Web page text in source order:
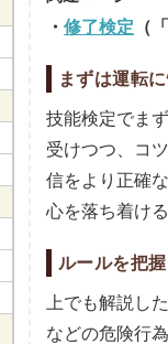
修了検定 （
まずは運転
技能検定でま
受けつつ、コ
信をより正確
心を落ち着け
ルールを把
上でも解説し
などの危険行